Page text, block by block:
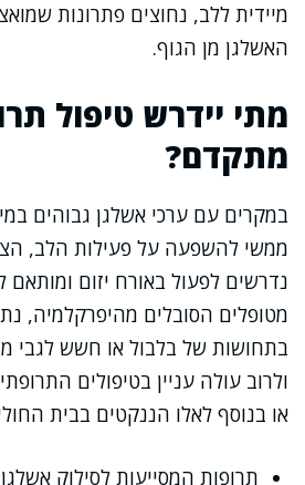
מיידית ללב, נחוצים פתרונות
האשלגן מן הגוף.
מתי יידרש טיפול
מתקדם?
במקרים עם ערכי אשלגן גבוהים
ממשי להשפעה על פעילות הלב,
נדרשים לפעול באורח יזום ומותאם
מטופלים הסובלים מהיפרקלמיה,
בתחושות של בלבול או חשש לגבי
ולרוב עולה עניין בטיפולים
או בנוסף לאלו הננקטים בבית
תרופות המסייעות לסילוק